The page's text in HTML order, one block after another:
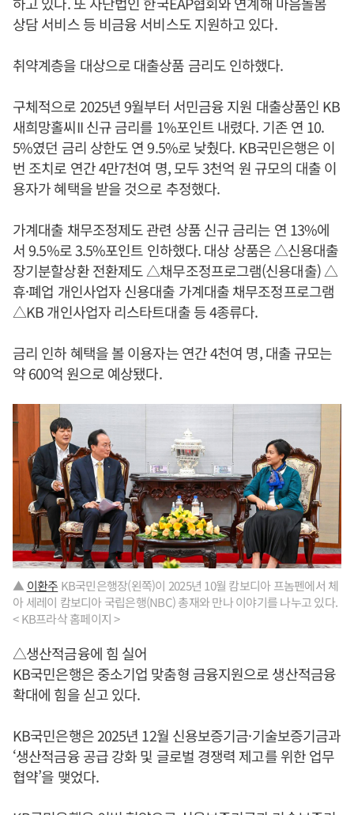
상담 서비스 등 비금융 서비스도 지원하고 있다.
취약계층을 대상으로 대출상품 금리도 인하했다.
구체적으로 2025년 9월부터 서민금융 지원 대출상품인 KB
새희망홀씨II 신규 금리를 1%포인트 내렸다. 기존 연 10.
5%였던 금리 상한도 연 9.5%로 낮췄다. KB국민은행은 이
번 조치로 연간 4만7천여 명, 모두 3천억 원 규모의 대출 이
용자가 혜택을 받을 것으로 추정했다.
가계대출 채무조정제도 관련 상품 신규 금리는 연 13%에
서 9.5%로 3.5%포인트 인하했다. 대상 상품은 △신용대출
장기분할상환 전환제도 △채무조정프로그램(신용대출) △
휴·폐업 개인사업자 신용대출 가계대출 채무조정프로그램
△KB 개인사업자 리스타트대출 등 4종류다.
금리 인하 혜택을 볼 이용자는 연간 4천여 명, 대출 규모는
약 600억 원으로 예상됐다.
▲ 이환주 KB국민은행장(왼쪽)이 2025년 10월 캄보디아 프놈펜에서 체
아 세레이 캄보디아 국립은행(NBC) 총재와 만나 이야기를 나누고 있다.
< KB프라삭 홈페이지 >
△생산적금융에 힘 실어
KB국민은행은 중소기업 맞춤형 금융지원으로 생산적금융
확대에 힘을 싣고 있다.
KB국민은행은 2025년 12월 신용보증기금·기술보증기금과
‘생산적금융 공급 강화 및 글로벌 경쟁력 제고를 위한 업무
협약’을 맺었다.